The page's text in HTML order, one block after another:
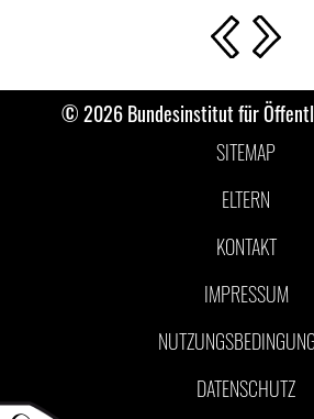
Nächste Slide
© 2026 Bundesinstitut für
SITEMAP
ELTERN
KONTAKT
IMPRESSUM
DATENSCHUTZ